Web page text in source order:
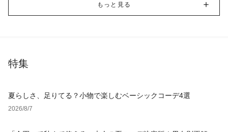
もっと見る
特集
夏らしさ、足りてる？小物で楽しむベーシックコーデ4選
2026/8/7